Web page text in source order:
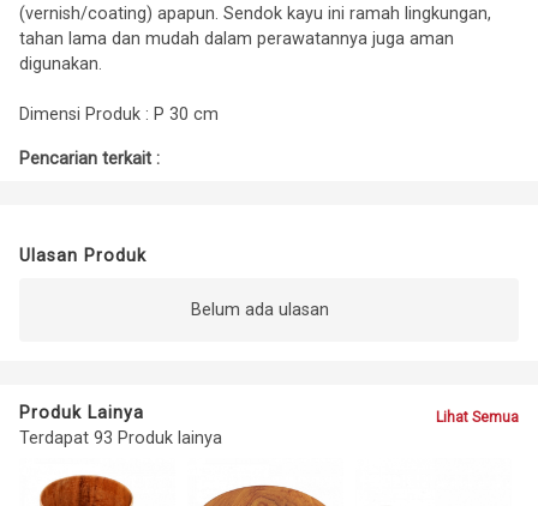
(vernish/coating) apapun. Sendok kayu ini ramah lingkungan,
tahan lama dan mudah dalam perawatannya juga aman
digunakan.
Dimensi Produk : P 30 cm
Pencarian terkait :
Ulasan Produk
Belum ada ulasan
Produk Lainya
Terdapat 93 Produk lainya
Lihat Semua